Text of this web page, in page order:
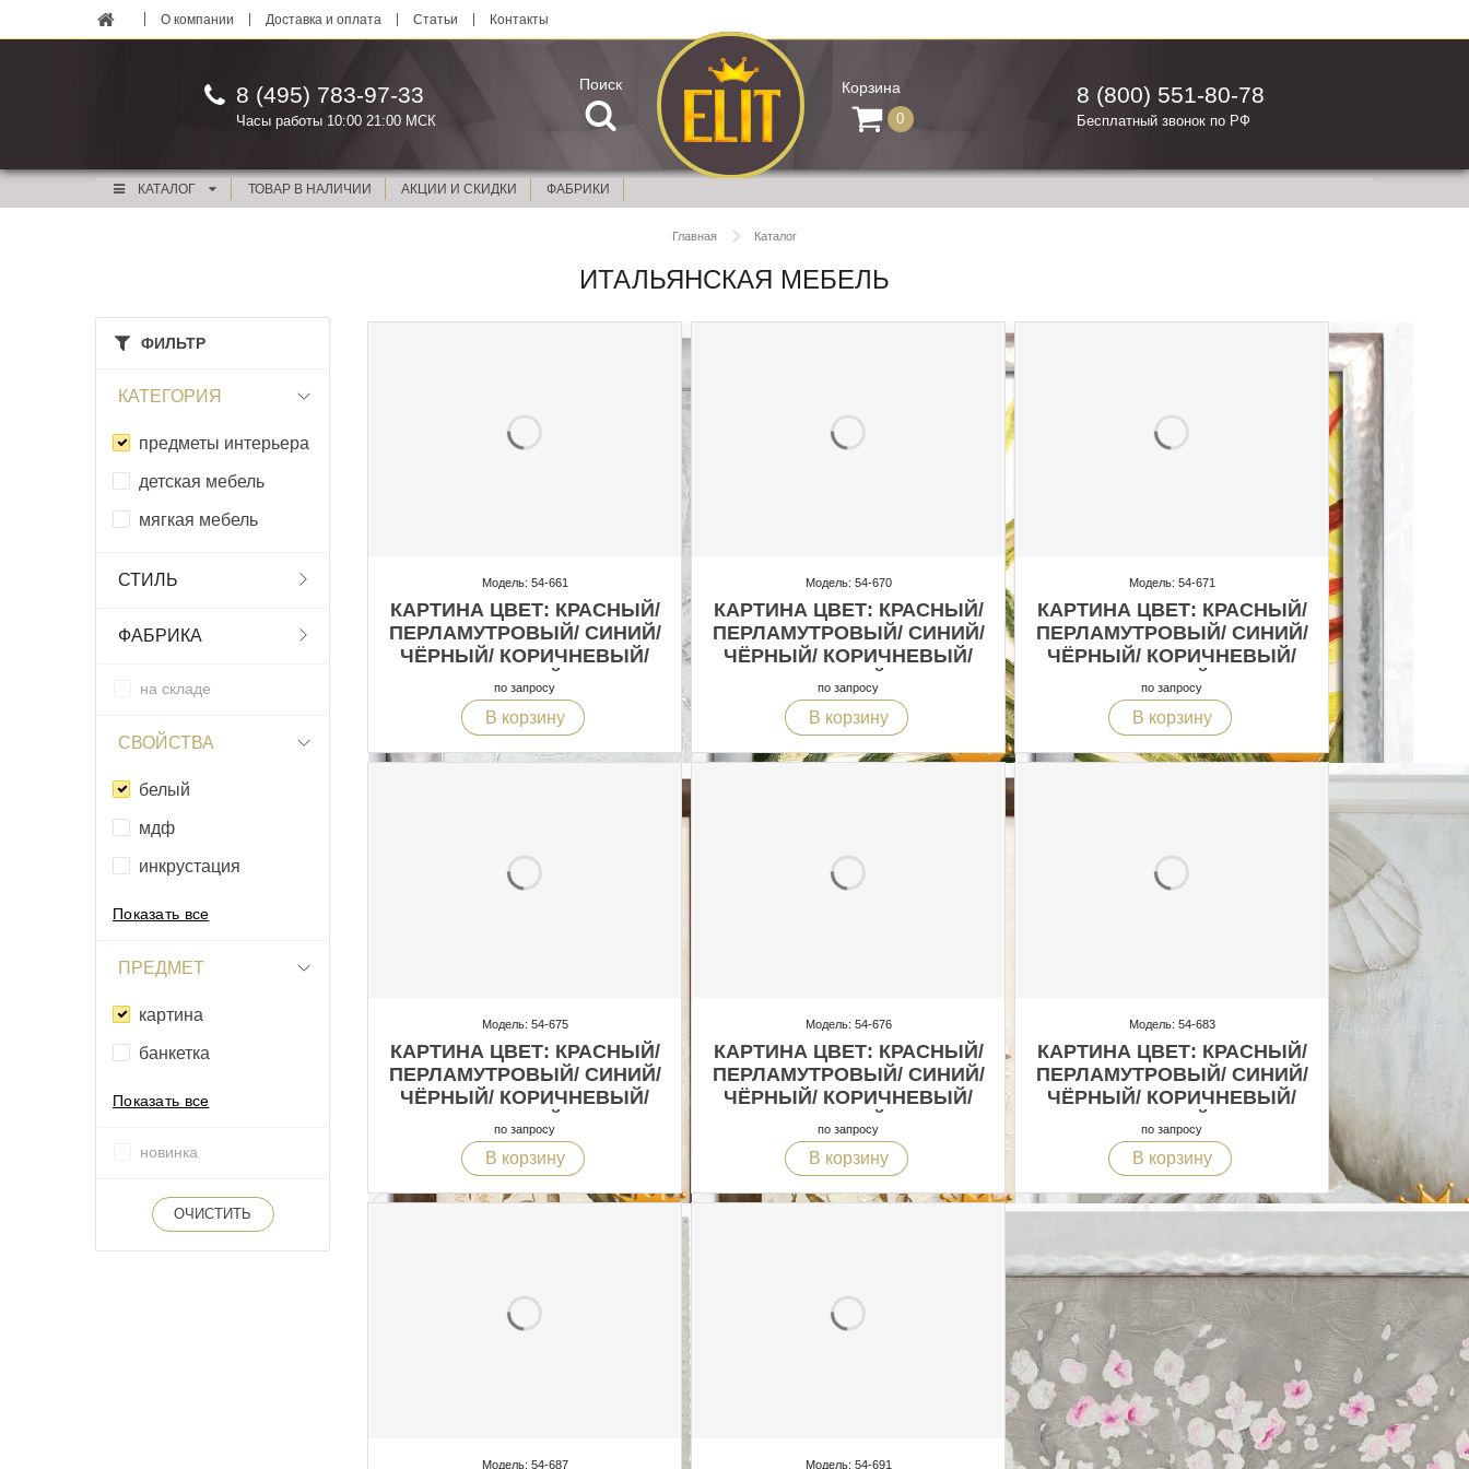
О компании Доставка и оплата Статьи Контакты
8 (495) 783-97-33
Часы работы 10:00 21:00 МСК
Поиск Корзина
0
8 (800) 551-80-78
Бесплатный звонок по РФ
КАТАЛОГ ТОВАР В НАЛИЧИИ АКЦИИ И СКИДКИ ФАБРИКИ
Главная Каталог
ИТАЛЬЯНСКАЯ МЕБЕЛЬ
ФИЛЬТР
КАТЕГОРИЯ
предметы интерьера
детская мебель
мягкая мебель
СТИЛЬ
ФАБРИКА
на складе
СВОЙСТВА
белый
мдф
инкрустация
Показать все
ПРЕДМЕТ
картина
банкетка
Показать все
новинка
ОЧИСТИТЬ
Модель: 54-661
КАРТИНА ЦВЕТ: КРАСНЫЙ/
ПЕРЛАМУТРОВЫЙ/ СИНИЙ/
ЧЁРНЫЙ/ КОРИЧНЕВЫЙ/
по запросу
В корзину
Модель: 54-670
КАРТИНА ЦВЕТ: КРАСНЫЙ/
ПЕРЛАМУТРОВЫЙ/ СИНИЙ/
ЧЁРНЫЙ/ КОРИЧНЕВЫЙ/
по запросу
В корзину
Модель: 54-671
КАРТИНА ЦВЕТ: КРАСНЫЙ/
ПЕРЛАМУТРОВЫЙ/ СИНИЙ/
ЧЁРНЫЙ/ КОРИЧНЕВЫЙ/
по запросу
В корзину
Модель: 54-675
КАРТИНА ЦВЕТ: КРАСНЫЙ/
ПЕРЛАМУТРОВЫЙ/ СИНИЙ/
ЧЁРНЫЙ/ КОРИЧНЕВЫЙ/
БЕЛЫЙ
по запросу
В корзину
Модель: 54-676
КАРТИНА ЦВЕТ: КРАСНЫЙ/
ПЕРЛАМУТРОВЫЙ/ СИНИЙ/
ЧЁРНЫЙ/ КОРИЧНЕВЫЙ/
БЕЛЫЙ
по запросу
В корзину
Модель: 54-683
КАРТИНА ЦВЕТ: КРАСНЫЙ/
ПЕРЛАМУТРОВЫЙ/ СИНИЙ/
ЧЁРНЫЙ/ КОРИЧНЕВЫЙ/
БЕЛЫЙ
по запросу
В корзину
Модель: 54-687 Модель: 54-691